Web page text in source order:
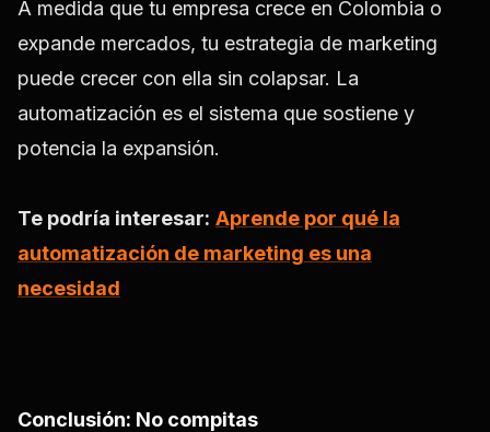
A medida que tu empresa crece en Colombia o
expande mercados, tu estrategia de marketing
puede crecer con ella sin colapsar. La
automatización es el sistema que sostiene y
potencia la expansión.
Te podría interesar: Aprende por qué la
automatización de marketing es una
necesidad
Conclusión: No compitas